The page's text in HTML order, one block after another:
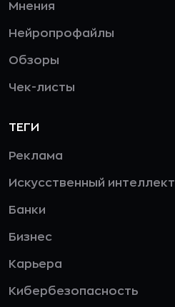
Мнения
Нейропрофайлы
Обзоры
Чек-листы
ТЕГИ
Реклама
Искусственный интеллект
Банки
Бизнес
Карьера
Кибербезопасность